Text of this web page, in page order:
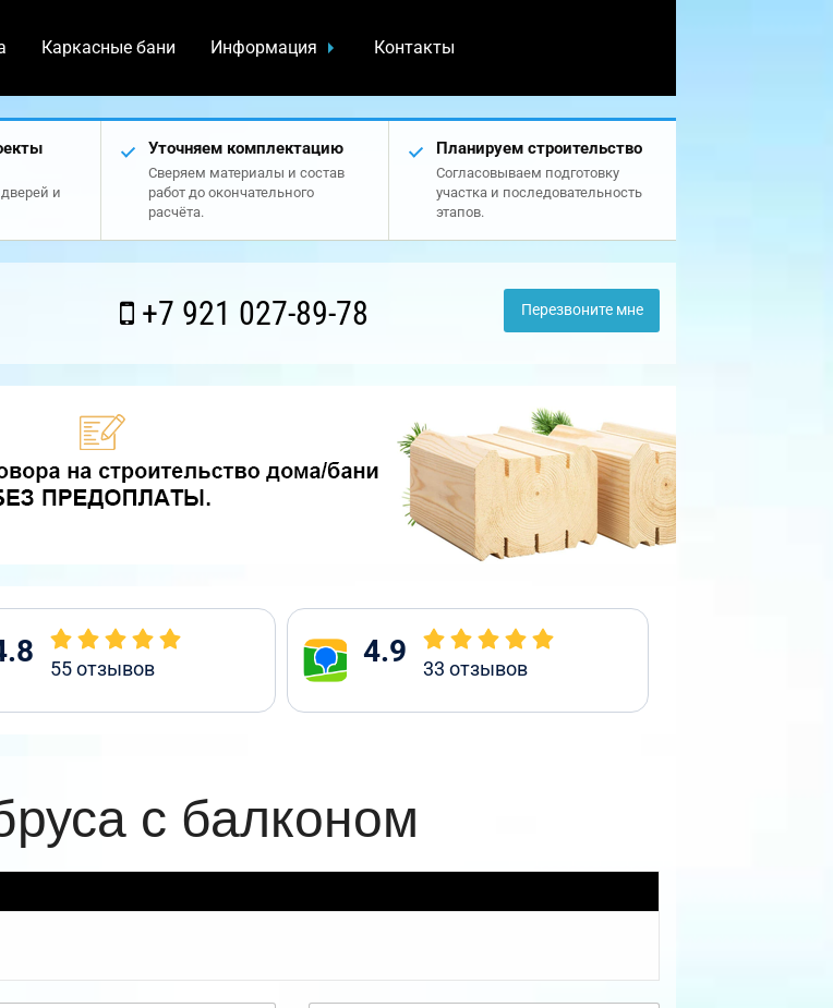
Каркасные бани Информация Контакты
и
Уточняем комплектацию
Сверяем материалы и состав
работ до окончательного
расчёта.
Планируем строительство
Согласовываем подготовку
участка и последовательность
этапов.
+7 921 027-89-78 Перезвоните мне
55отзывов 4.9 33 отзывов
с балконом